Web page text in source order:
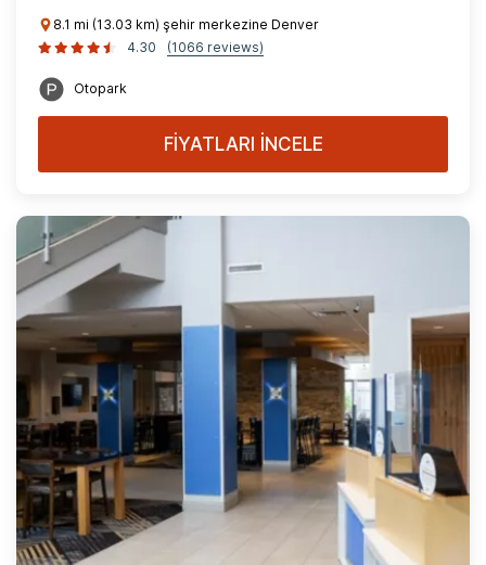
8.1 mi (13.03 km) şehir merkezine Denver
4.30
(1066 reviews)
Otopark
FİYATLARI İNCELE